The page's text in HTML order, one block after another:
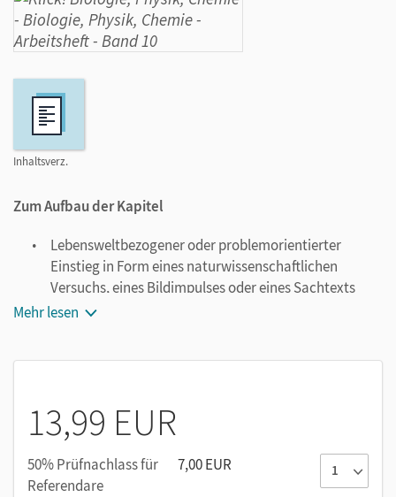
Inhaltsverz.
Zum Aufbau der Kapitel
Lebensweltbezogener oder problemorientierter
Einstieg in Form eines naturwissenschaftlichen
Versuchs, eines Bildimpulses oder eines Sachtexts
Erarbeitung und Vertiefung anhand eines oder
Weitere Aufgaben zur Wissenssicherung
Mehr lesen
13,99 EUR
50% Prüfnachlass für
Referendare
7,00 EUR